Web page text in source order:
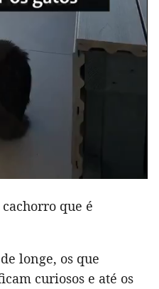
que é
longe, os que
curiosos e até os